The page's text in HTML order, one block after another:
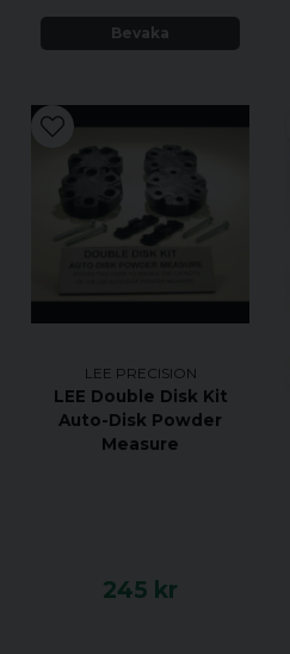
Bevaka
LEE PRECISION
LEE Double Disk Kit
Auto-Disk Powder
Measure
245 kr